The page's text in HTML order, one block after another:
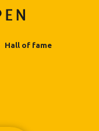
Hall of fame